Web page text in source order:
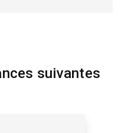
suivantes